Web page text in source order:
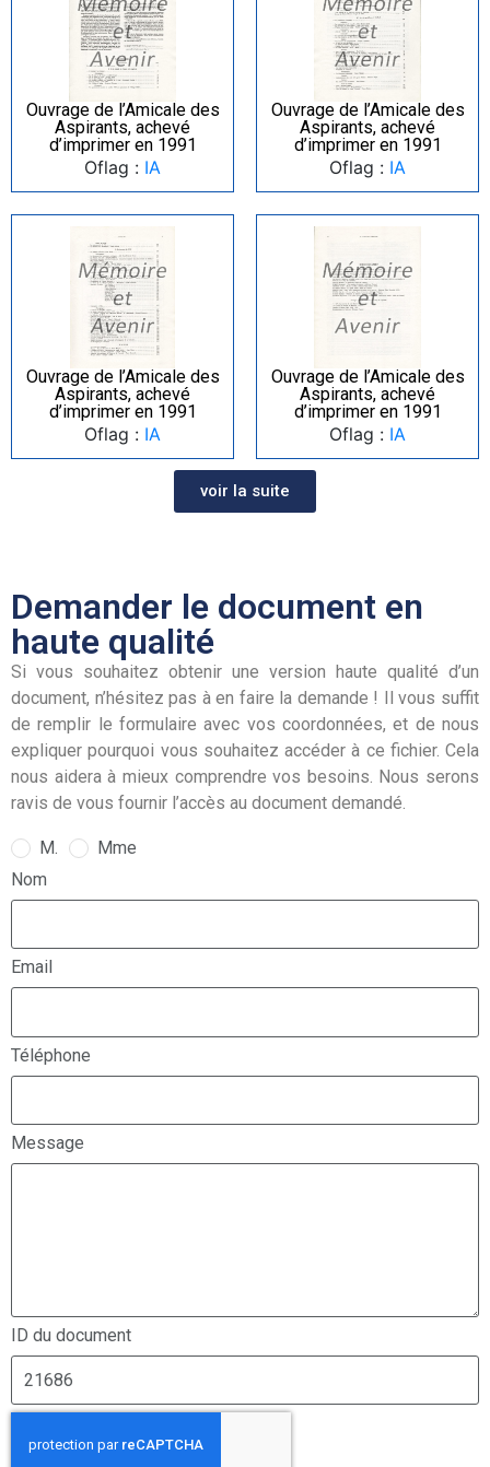
Ouvrage de l’Amicale des
Aspirants, achevé
d’imprimer en 1991
Oflag : IA
Ouvrage de l’Amicale des
Aspirants, achevé
d’imprimer en 1991
Oflag : IA
Ouvrage de l’Amicale des
Aspirants, achevé
d’imprimer en 1991
Oflag : IA
Ouvrage de l’Amicale des
Aspirants, achevé
d’imprimer en 1991
Oflag : IA
voir la suite
Demander le document en
haute qualité
Si vous souhaitez obtenir une version haute qualité d’un
document, n’hésitez pas à en faire la demande ! Il vous suffit
de remplir le formulaire avec vos coordonnées, et de nous
expliquer pourquoi vous souhaitez accéder à ce fichier. Cela
nous aidera à mieux comprendre vos besoins. Nous serons
ravis de vous fournir l’accès au document demandé.
M.
Mme
Nom
Email
Téléphone
Message
ID du document